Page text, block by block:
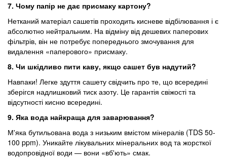
7. Чому папір не дає присмаку картону?
Нетканий матеріал сашетів проходить кисневе відбілювання і є
абсолютно нейтральним. На відміну від дешевих паперових
фільтрів, він не потребує попереднього змочування для
видалення «паперового» присмаку.
8. Чи шкідливо пити каву, якщо сашет був надутий?
Навпаки! Легке здуття сашету свідчить про те, що всередині
зберігся надлишковий тиск азоту. Це гарантія свіжості та
відсутності кисню всередині.
9. Яка вода найкраща для заварювання?
М'яка бутильована вода з низьким вмістом мінералів (TDS 50-
100 ppm). Уникайте лікувальних мінеральних вод та жорсткої
водопровідної води — вони «вб'ють» смак.